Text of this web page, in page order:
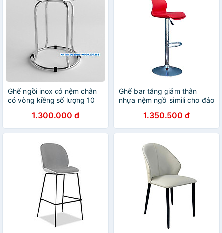
Ghế ngồi inox có nệm chân
có vòng kiềng số lượng 10
1.300.000 đ
Ghế bar tăng giảm thân
nhựa nệm ngồi simili cho đảo
1.350.500 đ